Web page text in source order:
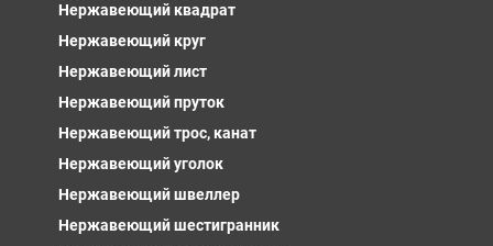
Нержавеющий квадрат
Нержавеющий круг
Нержавеющий лист
Нержавеющий пруток
Нержавеющий трос, канат
Нержавеющий уголок
Нержавеющий швеллер
Нержавеющий шестигранник